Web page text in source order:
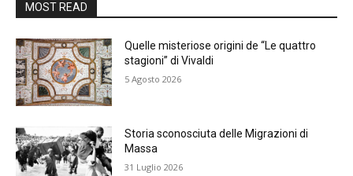
MOST READ
Quelle misteriose origini de “Le quattro
stagioni” di Vivaldi
5 Agosto 2026
Storia sconosciuta delle Migrazioni di
Massa
31 Luglio 2026